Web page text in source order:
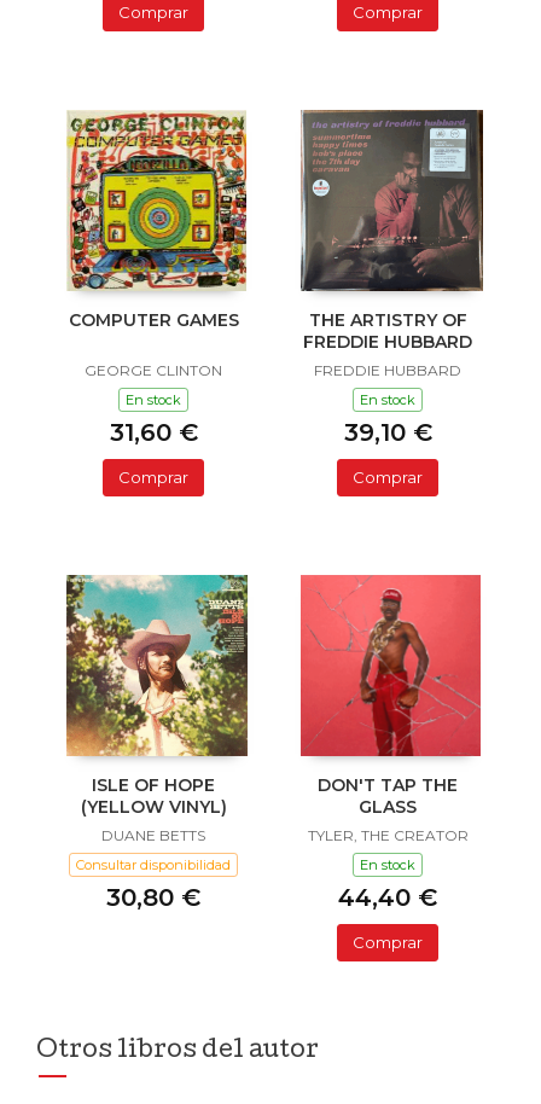
Comprar Comprar
COMPUTER GAMES
GEORGE CLINTON
En stock
31,60 €
Comprar
THE ARTISTRY OF
FREDDIE HUBBARD
FREDDIE HUBBARD
En stock
39,10 €
Comprar
ISLE OF HOPE
(YELLOW VINYL)
DUANE BETTS
Consultar disponibilidad
30,80 €
DON'T TAP THE
GLASS
TYLER, THE CREATOR
En stock
44,40 €
Comprar
Otros libros del autor